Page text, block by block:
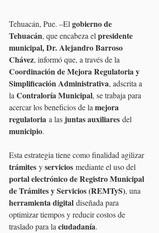
Tehuacán, Pue. –El gobierno de
Tehuacán, que encabeza el presidente
municipal, Dr. Alejandro Barroso
Chávez, informó que, a través de la
Coordinación de Mejora Regulatoria y
Simplificación Administrativa, adscrita a
la Contraloría Municipal, se trabaja para
acercar los beneficios de la mejora
regulatoria a las juntas auxiliares del
municipio.
Esta estrategia tiene como finalidad agilizar
trámites y servicios mediante el uso del
portal electrónico de Registro Municipal
de Trámites y Servicios (REMTyS), una
herramienta digital diseñada para
optimizar tiempos y reducir costos de
traslado para la ciudadanía.